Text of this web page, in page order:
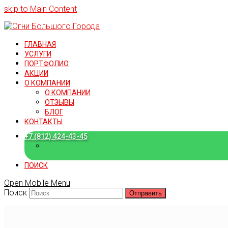
skip to Main Content
ГЛАВНАЯ
УСЛУГИ
ПОРТФОЛИО
АКЦИИ
О КОМПАНИИ
О КОМПАНИИ
ОТЗЫВЫ
БЛОГ
КОНТАКТЫ
+7 (812) 424-43-45
ПОИСК
Open Mobile Menu
Поиск
Отправить